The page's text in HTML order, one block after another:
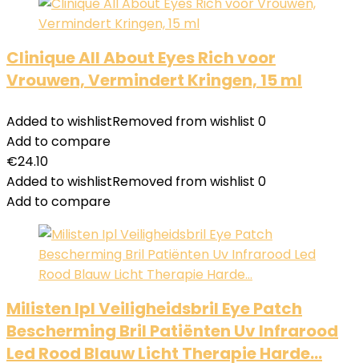
Clinique All About Eyes Rich voor
Vrouwen, Vermindert Kringen, 15 ml
Added to wishlistRemoved from wishlist 0
Add to compare
€24.10
Added to wishlistRemoved from wishlist 0
Add to compare
Milisten Ipl Veiligheidsbril Eye Patch
Bescherming Bril Patiënten Uv Infrarood
Led Rood Blauw Licht Therapie Harde…